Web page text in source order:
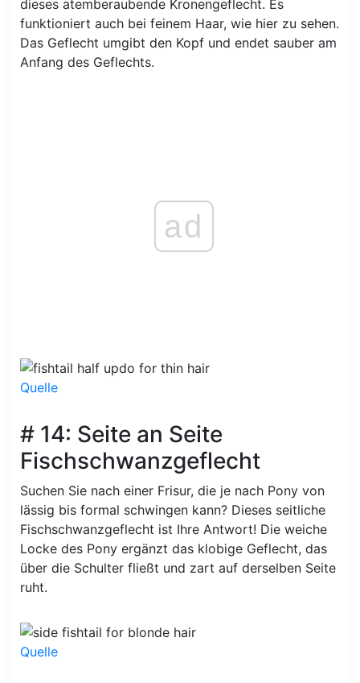
dieses atemberaubende Kronengeflecht. Es
funktioniert auch bei feinem Haar, wie hier zu sehen.
Das Geflecht umgibt den Kopf und endet sauber am
Anfang des Geflechts.
ad
Quelle
# 14: Seite an Seite
Fischschwanzgeflecht
Suchen Sie nach einer Frisur, die je nach Pony von
lässig bis formal schwingen kann? Dieses seitliche
Fischschwanzgeflecht ist Ihre Antwort! Die weiche
Locke des Pony ergänzt das klobige Geflecht, das
über die Schulter fließt und zart auf derselben Seite
ruht.
Quelle